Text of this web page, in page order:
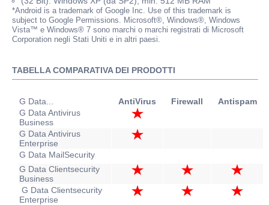
*Android is a trademark of Google Inc. Use of this trademark is
subject to Google Permissions. Microsoft®, Windows®, Windows
Vista™ e Windows® 7 sono marchi o marchi registrati di Microsoft
Corporation negli Stati Uniti e in altri paesi.
TABELLA COMPARATIVA DEI PRODOTTI
G Data... AntiVirus Firewall Antispam
G Data Antivirus
Business
G Data Antivirus
Enterprise
G Data MailSecurity
G Data Clientsecurity
Business
G Data Clientsecurity
Enterprise